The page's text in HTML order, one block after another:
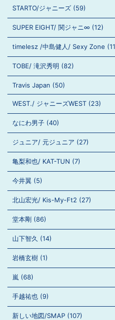
STARTO/ジャニーズ (59)
SUPER EIGHT/ 関ジャニ∞ (12)
timelesz /中島健人/ Sexy Zone
TOBE/ 滝沢秀明 (82)
Travis Japan (50)
WEST./ ジャニーズWEST (23)
なにわ男子 (40)
ジュニア/ 元ジュニア (27)
亀梨和也/ KAT-TUN (7)
今井翼 (5)
北山宏光/ Kis-My-Ft2 (27)
堂本剛 (86)
山下智久 (14)
岩橋玄樹 (1)
嵐 (68)
手越祐也 (9)
新しい地図/SMAP (107)